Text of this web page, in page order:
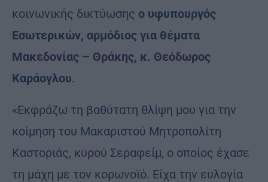
κοινωνικής δικτύωσης ο υφυπουργός
Εσωτερικών, αρμόδιος για θέματα
Μακεδονίας – Θράκης, κ. Θεόδωρος
Καράογλου.
«Εκφράζω τη βαθύτατη θλίψη μου για την
κοίμηση του Μακαριστού Μητροπολίτη
Καστοριάς, κυρού Σεραφείμ, ο οποίος έχασε
τη μάχη με τον κορωνοϊό. Είχα την ευλογία